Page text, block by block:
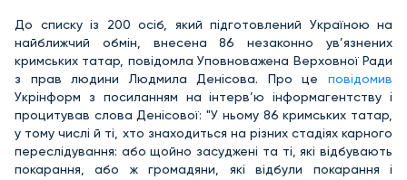
До списку із 200 осіб, який підготовлений Україною на
найближчий обмін, внесена 86 незаконно ув’язнених
кримських татар, повідомла Уповноважена Верховної Ради
з прав людини Людмила Денісова. Про це повідомив
Укрінформ з посиланням на інтерв’ю інформагентству і
процитував слова Денісової: "У ньому 86 кримських татар,
у тому числі й ті, хто знаходиться на різних стадіях карного
переслідування: або щойно засуджені та ті, які відбувають
покарання, або ж громадяни, які відбули покарання і